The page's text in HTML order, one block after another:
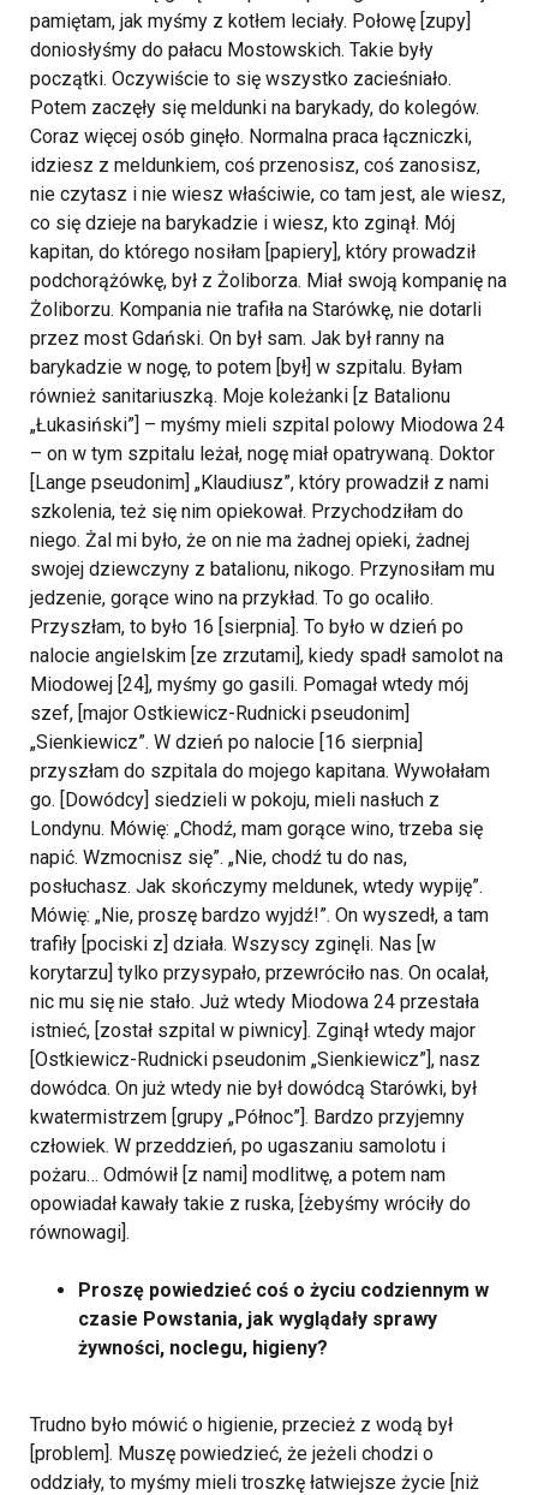
pamiętam, jak myśmy z kotłem leciały. Połowę [zupy]
doniosłyśmy do pałacu Mostowskich. Takie były
początki. Oczywiście to się wszystko zacieśniało.
Potem zaczęły się meldunki na barykady, do kolegów.
Coraz więcej osób ginęło. Normalna praca łączniczki,
idziesz z meldunkiem, coś przenosisz, coś zanosisz,
nie czytasz i nie wiesz właściwie, co tam jest, ale wiesz,
co się dzieje na barykadzie i wiesz, kto zginął. Mój
kapitan, do którego nosiłam [papiery], który prowadził
podchorążówkę, był z Żoliborza. Miał swoją kompanię na
Żoliborzu. Kompania nie trafiła na Starówkę, nie dotarli
przez most Gdański. On był sam. Jak był ranny na
barykadzie w nogę, to potem [był] w szpitalu. Byłam
również sanitariuszką. Moje koleżanki [z Batalionu
„Łukasiński”] – myśmy mieli szpital polowy Miodowa 24
– on w tym szpitalu leżał, nogę miał opatrywaną. Doktor
[Lange pseudonim] „Klaudiusz”, który prowadził z nami
szkolenia, też się nim opiekował. Przychodziłam do
niego. Żal mi było, że on nie ma żadnej opieki, żadnej
swojej dziewczyny z batalionu, nikogo. Przynosiłam mu
jedzenie, gorące wino na przykład. To go ocaliło.
Przyszłam, to było 16 [sierpnia]. To było w dzień po
nalocie angielskim [ze zrzutami], kiedy spadł samolot na
Miodowej [24], myśmy go gasili. Pomagał wtedy mój
szef, [major Ostkiewicz-Rudnicki pseudonim]
„Sienkiewicz”. W dzień po nalocie [16 sierpnia]
przyszłam do szpitala do mojego kapitana. Wywołałam
go. [Dowódcy] siedzieli w pokoju, mieli nasłuch z
Londynu. Mówię: „Chodź, mam gorące wino, trzeba się
napić. Wzmocnisz się”. „Nie, chodź tu do nas,
posłuchasz. Jak skończymy meldunek, wtedy wypiję”.
Mówię: „Nie, proszę bardzo wyjdź!”. On wyszedł, a tam
trafiły [pociski z] działa. Wszyscy zginęli. Nas [w
korytarzu] tylko przysypało, przewróciło nas. On ocalał,
nic mu się nie stało. Już wtedy Miodowa 24 przestała
istnieć, [został szpital w piwnicy]. Zginął wtedy major
[Ostkiewicz-Rudnicki pseudonim „Sienkiewicz”], nasz
dowódca. On już wtedy nie był dowódcą Starówki, był
kwatermistrzem [grupy „Północ”]. Bardzo przyjemny
człowiek. W przeddzień, po ugaszaniu samolotu i
pożaru… Odmówił [z nami] modlitwę, a potem nam
opowiadał kawały takie z ruska, [żebyśmy wróciły do
równowagi].
Proszę powiedzieć coś o życiu codziennym w
czasie Powstania, jak wyglądały sprawy
żywności, noclegu, higieny?
Trudno było mówić o higienie, przecież z wodą był
[problem]. Muszę powiedzieć, że jeżeli chodzi o
oddziały, to myśmy mieli troszkę łatwiejsze życie [niż